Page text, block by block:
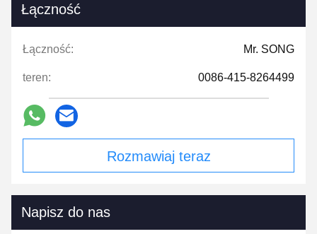
Łączność
Łączność: Mr. SONG
teren: 0086-415-8264499
Rozmawiaj teraz
Napisz do nas